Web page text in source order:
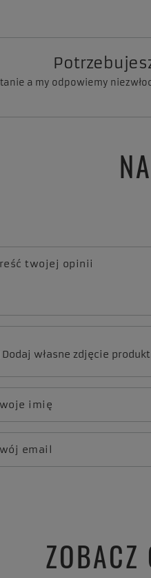
a my odpowiemy
twojej opinii
Dodaj własne zdjęcie
imię
email